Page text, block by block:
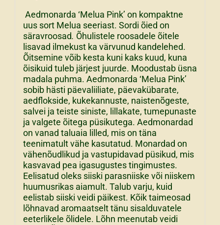
Aedmonarda ‘Melua Pink’ on kompaktne
uus sort Melua seeriast. Sordi õied on
säravroosad. Õhulistele roosadele õitele
lisavad ilmekust ka värvunud kandelehed.
Õitsemine võib kesta kuni kaks kuud, kuna
õisikuid tuleb järjest juurde. Moodustab üsna
madala puhma. Aedmonarda ‘Melua Pink’
sobib hästi päevaliiliate, päevakübarate,
aedflokside, kukekannuste, naistenõgeste,
salvei ja teiste siniste, lillakate, tumepunaste
ja valgete õitega püsikutega. Aedmonardad
on vanad taluaia lilled, mis on täna
teenimatult vähe kasutatud. Monardad on
vähenõudlikud ja vastupidavad püsikud, mis
kasvavad pea igasugustes tingimustes.
Eelisatud oleks siiski parasniiske või niiskem
huumusrikas aiamult. Talub varju, kuid
eelistab siiski veidi päikest. Kõik taimeosad
lõhnavad aromaatselt tänu sisalduvatele
eeterlikele õlidele. Lõhn meenutab veidi